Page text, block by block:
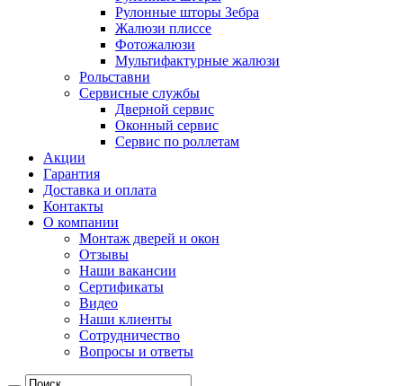
Рулонные шторы Зебра
Жалюзи плиссе
Фотожалюзи
Мультифактурные жалюзи
Рольставни
Сервисные службы
Дверной сервис
Оконный сервис
Сервис по роллетам
Акции
Гарантия
Доставка и оплата
Контакты
О компании
Монтаж дверей и окон
Отзывы
Наши вакансии
Сертификаты
Видео
Наши клиенты
Сотрудничество
Вопросы и ответы